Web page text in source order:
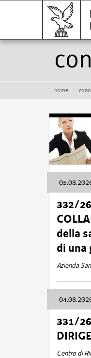
home
332/
della
di una
Azienda
331/
Centro di